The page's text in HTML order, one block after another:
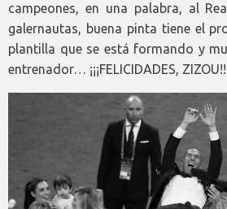
campeones, en una palabra, al
galernautas, buena pinta tiene el
plantilla que se está formando y
entrenador… ¡¡¡FELICIDADES, ZIZOU!!